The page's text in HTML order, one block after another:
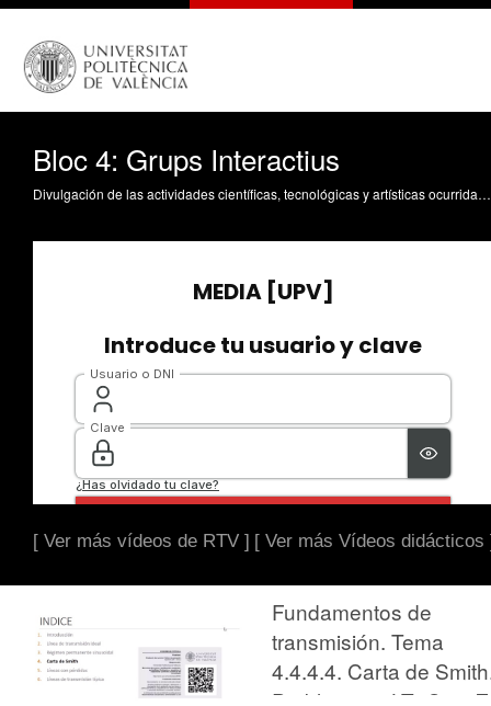
Bloc 4: Grups Interactius
Divulgación de las actividades científicas, tecnológicas y artísticas ocurridas en los tres campus de la UPV
[ Ver más vídeos de RTV ] [ Ver más Vídeos didácticos
Fundamentos de
transmisión. Tema
4.4.4.4. Carta de
Problema 4. LT+Cs e